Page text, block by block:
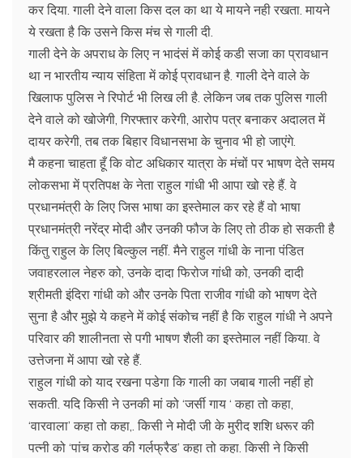
कर दिया. गाली देने वाला किस दल का था ये मायने नही रखता. मायने
ये रखता है कि उसने किस मंच से गाली दी.
गाली देने के अपराध के लिए न भादंसं में कोई कडी सजा का प्रावधान
था न भारतीय न्याय संहिता में कोई प्रावधान है. गाली देने वाले के
खिलाफ पुलिस ने रिपोर्ट भी लिख ली है. लेकिन जब तक पुलिस गाली
देने वाले को खोजेगी, गिरफ्तार करेगी, आरोप पत्र बनाकर अदालत में
दायर करेगी, तब तक बिहार विधानसभा के चुनाव भी हो जाएंगे.
मै कहना चाहता हूँ कि वोट अधिकार यात्रा के मंचों पर भाषण देते समय
लोकसभा में प्रतिपक्ष के नेता राहुल गांधी भी आपा खो रहे हैं. वे
प्रधानमंत्री के लिए जिस भाषा का इस्तेमाल कर रहे हैं वो भाषा
प्रधानमंत्री नरेंद्र मोदी और उनकी फौज के लिए तो ठीक हो सकती है
किंतु राहुल के लिए बिल्कुल नहीं. मैने राहुल गांधी के नाना पंडित
जवाहरलाल नेहरु को, उनके दादा फिरोज गांधी को, उनकी दादी
श्रीमती इंदिरा गांधी को और उनके पिता राजीव गांधी को भाषण देते
सुना है और मुझे ये कहने में कोई संकोच नहीं है कि राहुल गांधी ने अपने
परिवार की शालीनता से पगी भाषण शैली का इस्तेमाल नहीं किया. वे
उत्तेजना में आपा खो रहे हैं.
राहुल गांधी को याद रखना पडेगा कि गाली का जबाब गाली नहीं हो
सकती. यदि किसी ने उनकी मां को ‘जर्सी गाय ‘ कहा तो कहा,
‘वारवाला’ कहा तो कहा,. किसी ने मोदी जी के मुरीद शशि धरूर की
पत्नी को ‘पांच करोड की गर्लफ्रैड’ कहा तो कहा. किसी ने किसी